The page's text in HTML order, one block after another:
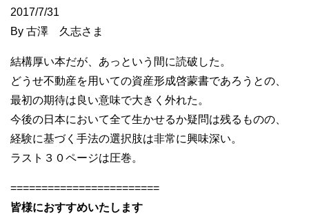
2017/7/31
By 古澤 久志さま
結構厚い本だが、あっという間に読破した。
どうせ不動産を用いての資産形成啓蒙書であろうとの、
最初の期待は良い意味で大きく外れた。
今後の日本において全て生かせるか疑問は残るものの、
経験に基づく手法の選択肢は非常に興味深い。
ラスト３０ページは圧巻。
========================
皆様におすすめいたします